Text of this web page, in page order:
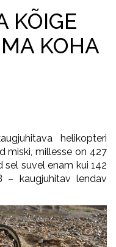
KÕIGE
KOHA
helikopteri
miski, millesse on 427
sel suvel enam kui 142
kaugjuhitav lendav